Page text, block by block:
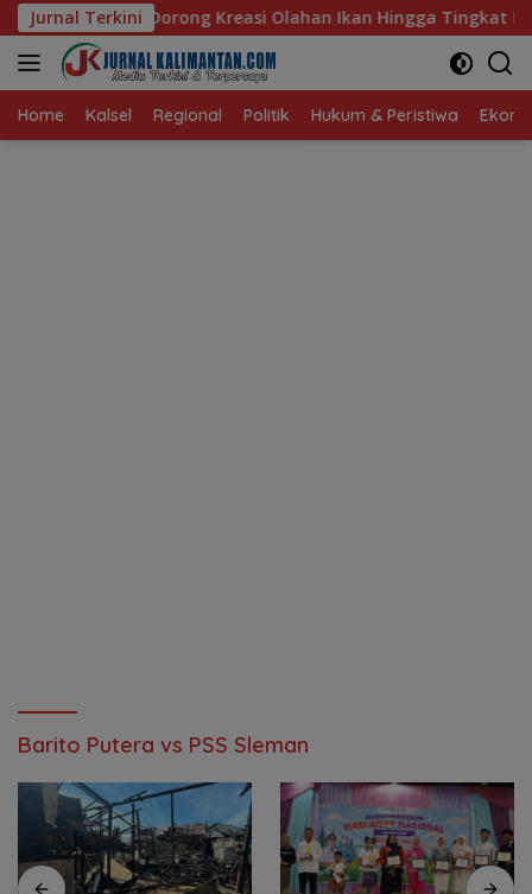
Langsung
ke
konten
Jurnal Terkini
Olahan Ikan Hingga Tingkat Nasional Pada Lomba Masak
Home Kalsel Regional Politik Hukum & Peristiwa
Barito Putera vs PSS Sleman